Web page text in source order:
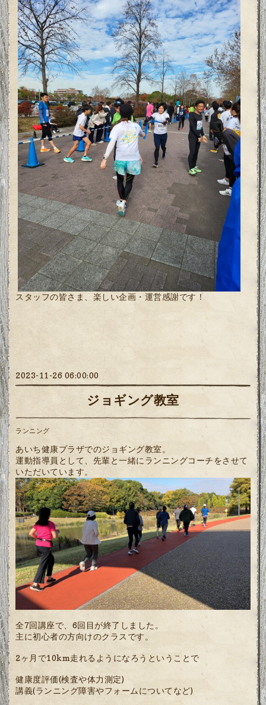
スタッフの皆さま、楽しい企画・運営感謝です！
2023-11-26 06:00:00
ジョギング教室
ランニング
あいち健康プラザでのジョギング教室。
運動指導員として、先輩と一緒にランニングコーチをさせて
いただいています。
全7回講座で、6回目が終了しました。
主に初心者の方向けのクラスです。
2ヶ月で10km走れるようになろうということで
健康度評価(検査や体力測定)
講義(ランニング障害やフォームについてなど)